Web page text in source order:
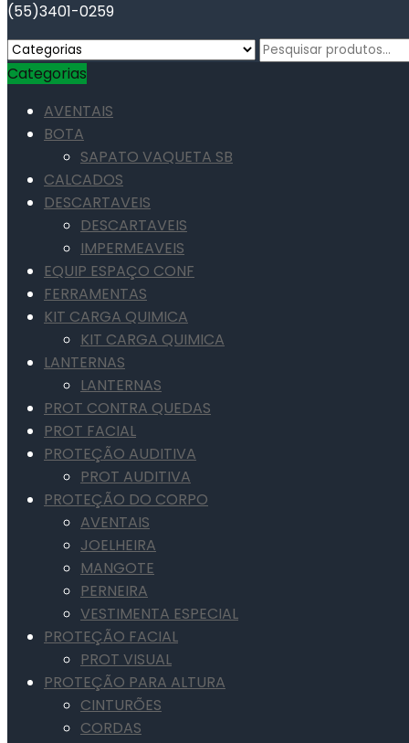
(55)3401-0259
Pesquisar
Categorias
AVENTAIS
BOTA
SAPATO VAQUETA SB
CALCADOS
DESCARTAVEIS
DESCARTAVEIS
IMPERMEAVEIS
EQUIP ESPAÇO CONF
FERRAMENTAS
KIT CARGA QUIMICA
KIT CARGA QUIMICA
LANTERNAS
LANTERNAS
PROT CONTRA QUEDAS
PROT FACIAL
PROTEÇÃO AUDITIVA
PROT AUDITIVA
PROTEÇÃO DO CORPO
AVENTAIS
JOELHEIRA
MANGOTE
PERNEIRA
VESTIMENTA ESPECIAL
PROTEÇÃO FACIAL
PROT VISUAL
PROTEÇÃO PARA ALTURA
CINTURÕES
CORDAS